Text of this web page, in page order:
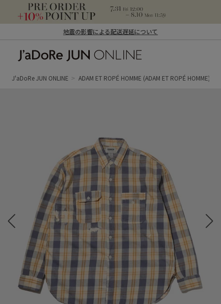
地震の影響による配送遅延について
ン オンライン）
J'aDoRe JUN ONLINE ADAM ET ROPÉ HOMME (ADAM ET ROPÉ HOMME)